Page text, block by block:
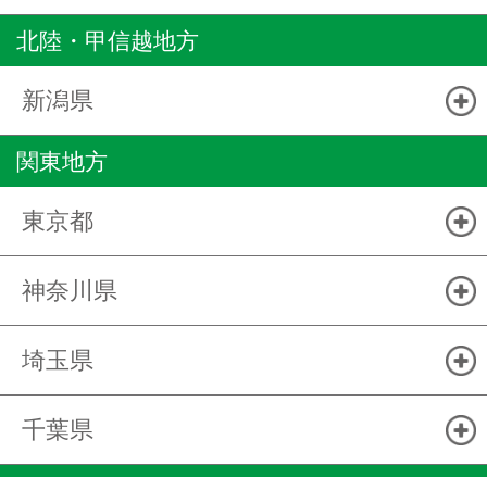
北陸・甲信越地方
新潟県
関東地方
東京都
神奈川県
埼玉県
千葉県